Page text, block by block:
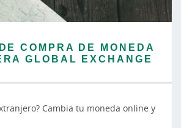
COMPRA DE MONEDA
GLOBAL EXCHANGE
Cambia tu moneda online y